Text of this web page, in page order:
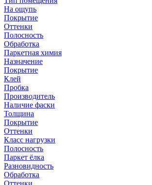
На ощупь
Покрытие
Оттенки
Полосность
Обработка
Паркетная химия
Назначение
Покрытие
Клей
Пробка
Производитель
Наличие фаски
Толщина
Покрытие
Оттенки
Класс нагрузки
Полосность
Паркет ёлка
Разновидность
Обработка
Оттенки